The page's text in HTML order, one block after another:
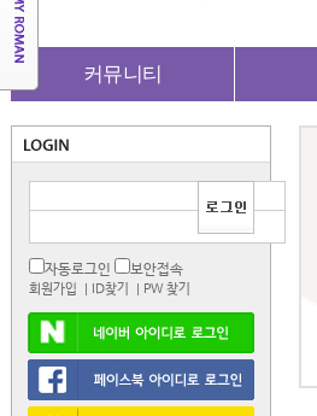
커뮤니티
자동로그인 보안접속
회원가입 | ID찾기 | PW 찾기